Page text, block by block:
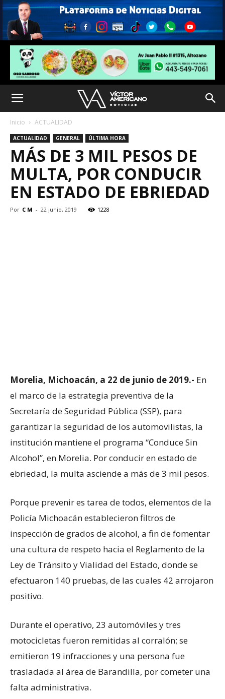
Inicio ACTUALIDAD
ACTUALIDAD GENERAL ÚLTIMA HORA
MÁS DE 3 MIL PESOS DE
MULTA, POR CONDUCIR
EN ESTADO DE EBRIEDAD
Por C M - 22 junio, 2019 1228
Morelia, Michoacán, a 22 de junio de 2019.- En
el marco de la estrategia preventiva de la
Secretaría de Seguridad Pública (SSP), para
garantizar la seguridad de los automovilistas, la
institución mantiene el programa “Conduce Sin
Alcohol”, en Morelia. Por conducir en estado de
ebriedad, la multa asciende a más de 3 mil pesos.
Porque prevenir es tarea de todos, elementos de la
Policía Michoacán establecieron filtros de
inspección de grados de alcohol, a fin de fomentar
una cultura de respeto hacia el Reglamento de la
Ley de Tránsito y Vialidad del Estado, donde se
efectuaron 140 pruebas, de las cuales 42 arrojaron
positivo.
Durante el operativo, 23 automóviles y tres
motocicletas fueron remitidas al corralón; se
emitieron 19 infracciones y una persona fue
trasladada al área de Barandilla, por cometer una
falta administrativa.